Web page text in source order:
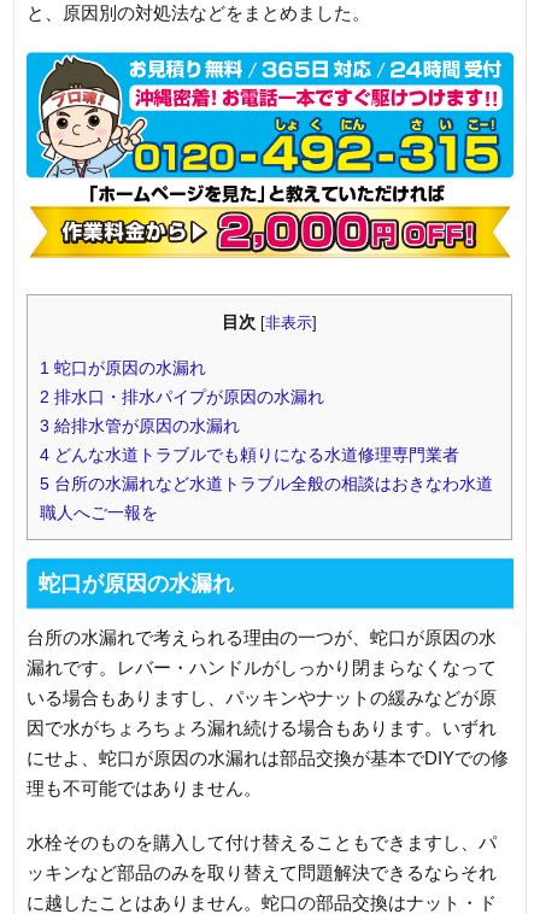
と、原因別の対処法などをまとめました。
目次 [非表示]
1 蛇口が原因の水漏れ
2 排水口・排水パイプが原因の水漏れ
3 給排水管が原因の水漏れ
4 どんな水道トラブルでも頼りになる水道修理専門業者
5 台所の水漏れなど水道トラブル全般の相談はおきなわ水道
職人へご一報を
蛇口が原因の水漏れ
台所の水漏れで考えられる理由の一つが、蛇口が原因の水
漏れです。レバー・ハンドルがしっかり閉まらなくなって
いる場合もありますし、パッキンやナットの緩みなどが原
因で水がちょろちょろ漏れ続ける場合もあります。いずれ
にせよ、蛇口が原因の水漏れは部品交換が基本でDIYでの修
理も不可能ではありません。
水栓そのものを購入して付け替えることもできますし、パ
ッキンなど部品のみを取り替えて問題解決できるならそれ
に越したことはありません。蛇口の部品交換はナット・ド